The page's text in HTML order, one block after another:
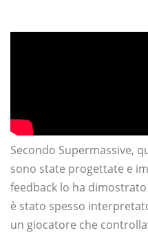
Secondo Supermassive,
sono state progettate e
feedback lo ha
è stato spesso
un giocatore che